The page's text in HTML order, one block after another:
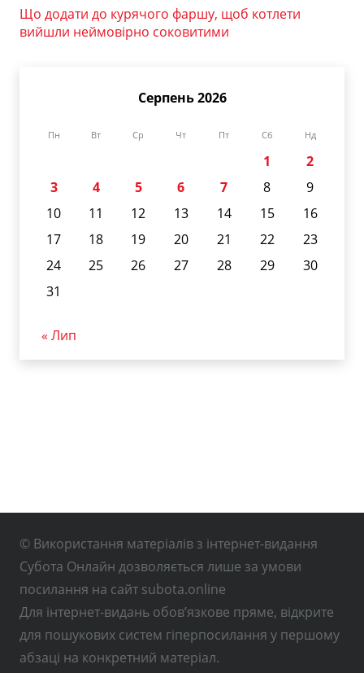
Що додати до курячого фаршу, щоб котлети
вийшли неймовірно соковитими
Серпень 2026
Пн Вт Ср Чт Пт Сб Нд
1
2
3
4 5 6 7 8
9
10
11 12 13 14 15
16
17
18 19 20 21 22
23
24
25 26 27 28 29
30
31
« Лип
© Використання матеріалів з інтернет-видання
Субота Онлайн дозволяється лише за умови
посилання на сайт subota.online
Для інтернет-видань обов’язкове пряме, відкрите
для пошукових систем гіперпосилання у першому
абзаці на конкретний матеріал.